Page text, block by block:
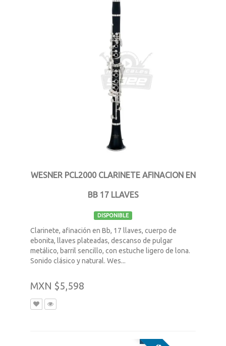
WESNER PCL2000 CLARINETE AFINACION EN
BB 17 LLAVES
DISPONIBLE
Clarinete, afinación en Bb, 17 llaves, cuerpo de
ebonita, llaves plateadas, descanso de pulgar
metálico, barril sencillo, con estuche ligero de lona.
Sonido clásico y natural. Wes...
MXN $5,598